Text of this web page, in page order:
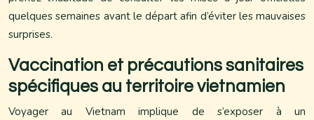
quelques semaines avant le départ afin d’éviter les mauvaises
surprises.
Vaccination et précautions sanitaires
spécifiques au territoire vietnamien
Voyager au Vietnam implique de s’exposer à un